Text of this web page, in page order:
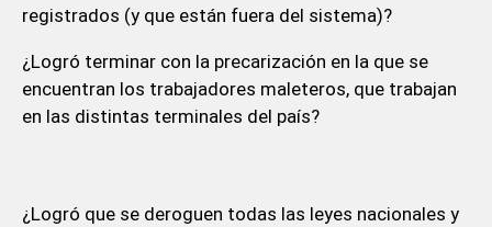
registrados (y que están fuera del sistema)?
¿Logró terminar con la precarización en la que se
encuentran los trabajadores maleteros, que trabajan
en las distintas terminales del país?
¿Logró que se deroguen todas las leyes nacionales y